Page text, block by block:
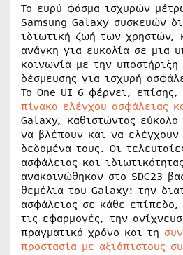
Το ευρύ φάσμα ισχυρών
Samsung Galaxy συσκευών
ιδιωτική ζωή των χρηστών,
ανάγκη για ευκολία σε μια
κοινωνία με την υποστήριξη
δέσμευσης για ισχυρή
Το One UI 6 φέρνει, επίσης,
πίνακα ελέγχου ασφάλειας
Galaxy, καθιστώντας εύκολο
να βλέπουν και να ελέγχουν
δεδομένα τους. Οι
ασφάλειας και
ανακοινώθηκαν στο SDC23
θεμέλια του Galaxy: την
ασφάλειας σε κάθε
τις εφαρμογές, την
πραγματικό χρόνο και τη
προστασία με αξιόπιστους